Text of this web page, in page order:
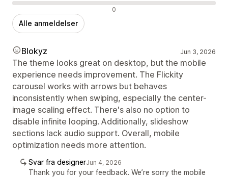
Negative anmeldelser 0
Alle anmeldelser
Blokyz Jun 3, 2026
The theme looks great on desktop, but the mobile
experience needs improvement. The Flickity
carousel works with arrows but behaves
inconsistently when swiping, especially the center-
image scaling effect. There's also no option to
disable infinite looping. Additionally, slideshow
sections lack audio support. Overall, mobile
optimization needs more attention.
Svar fra designerJun 4, 2026
Thank you for your feedback. We’re sorry the mobile